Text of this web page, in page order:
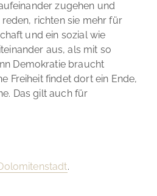
zugehen und
richten sie mehr für
und ein sozial wie
aus, als mit so
Demokratie braucht
Freiheit findet dort ein Ende,
Das gilt auch für
.